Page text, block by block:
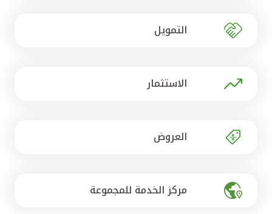
مصر
التمويل
الاستثمار
العروض
مركز الخدمة للمجموعة